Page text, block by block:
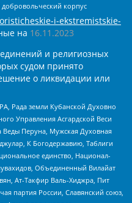
корпус
i-ekstremistskie-
на 16.11.2023
и религиозных
судом принято
о ликвидации или
Рада земли Кубанской Духовно
Управления Асгардской Веси
Перуна, Мужская Духовная
К Богодержавию, Таблиги
единство, Национал-
Объединенный Вилайат
Ат-Такфир Валь-Хиджра, Пит
партия России, Славянский союз,